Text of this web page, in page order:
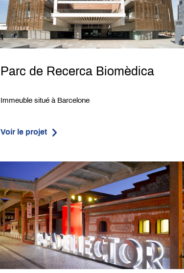
Parc de Recerca Biomèdica
Immeuble situé à Barcelone
Voir le projet